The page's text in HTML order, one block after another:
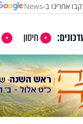
אחרינו ב-News
חיסון